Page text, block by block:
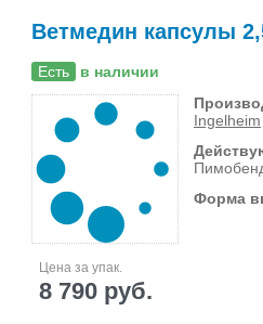
Ветмедин капсулы
Есть в наличии
Ingelheim
Форма
Цена за упак.
8 790 руб.